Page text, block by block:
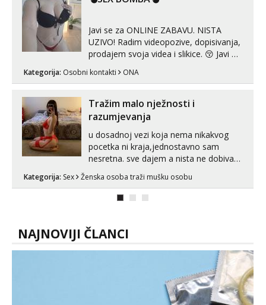
Javi se za ONLINE ZABAVU. NISTA
UZIVO! Radim videopozive, dopisivanja,
prodajem svoja videa i slikice. 😚 Javi mi
Telegram. +385 91 723 0045
Kategorija: Osobni kontakti ONA
Tražim malo nježnosti i
razumjevanja
u dosadnoj vezi koja nema nikakvog
pocetka ni kraja,jednostavno sam
nesretna. sve dajem a nista ne dobivam
zadovoljiti moje potrebe,ne trazim puno
samo malo njeznosti i razumjevanja.
muskar...
Kategorija: Sex Ženska osoba traži mušku osobu
NAJNOVIJI ČLANCI